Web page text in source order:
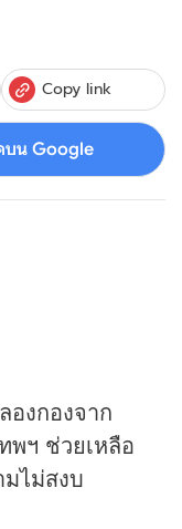
Copy link
บน Google
องกองจาก
พฯ ช่วยเหลือ
ไม่สงบ